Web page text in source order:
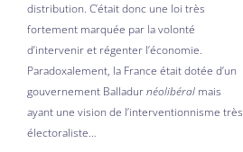
distribution. C’était donc une loi très
fortement marquée par la volonté
d’intervenir et régenter l’économie.
Paradoxalement, la France était dotée d’un
gouvernement Balladur néolibéral mais
ayant une vision de l’interventionnisme très
électoraliste…